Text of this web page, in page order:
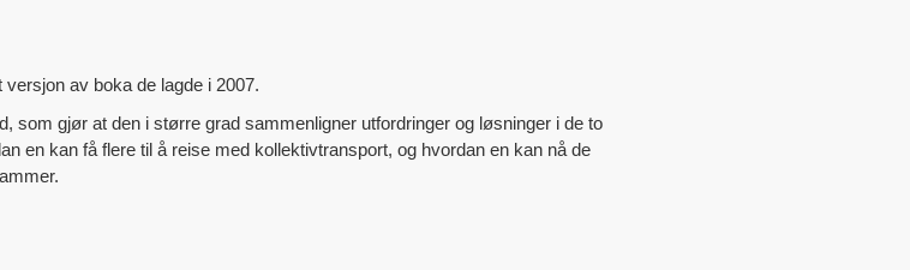
av boka de lagde i 2007.
som gjør at den i større grad sammenligner utfordringer og løsninger i de to
en kan få flere til å reise med kollektivtransport, og hvordan en kan nå de